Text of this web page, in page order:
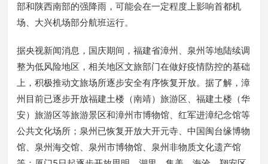
部和陕西南部的强降雨，可能会在一定程度上影响首都机
场、大兴机场部分航班运行。
据央视新闻消息，国庆期间，福建省漳州、泉州等地陆续调
整为低风险地区，相关地区文旅部门在做好疫情防控的基础
上，积极推动文旅场所逐步安全有序恢复开放。据了解，漳
州目前已逐步开放福建土楼（南靖）旅游区、福建土楼（华
安）旅游区等旅游景区和漳州市博物馆、红军进漳纪念馆等
公共文化场所；泉州已恢复开放大开元寺、中国闽台缘博物
馆、泉州海交馆、泉州市博物馆、泉州非物质文化遗产馆